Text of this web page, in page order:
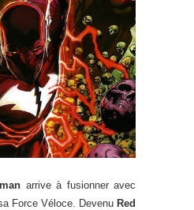
arrive à fusionner avec
Force Véloce. Devenu Red